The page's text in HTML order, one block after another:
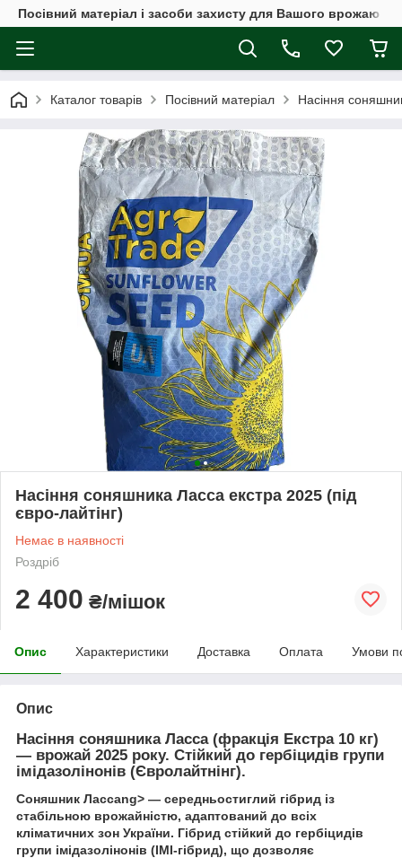
Посівний матеріал і засоби захисту для Вашого врожаю
Каталог товарів Посівний матеріал Насіння
Насіння соняшника Ласса екстра 2025 (під
євро-лайтінг)
Немає в наявності
Роздріб
2 400 ₴/мішок
Опис Характеристики Доставка Оплата Умови
Опис
Насіння соняшника Ласса (фракція Екстра 10 кг)
— врожай 2025 року. Стійкий до гербіцидів групи
імідазолінонів (Євролайтнінг).
Соняшник Лассаng> — середньостиглий гібрид із
стабільною врожайністю, адаптований до всіх
кліматичних зон України. Гібрид стійкий до гербіцидів
групи імідазолінонів (ІМІ-гібрид), що дозволяє